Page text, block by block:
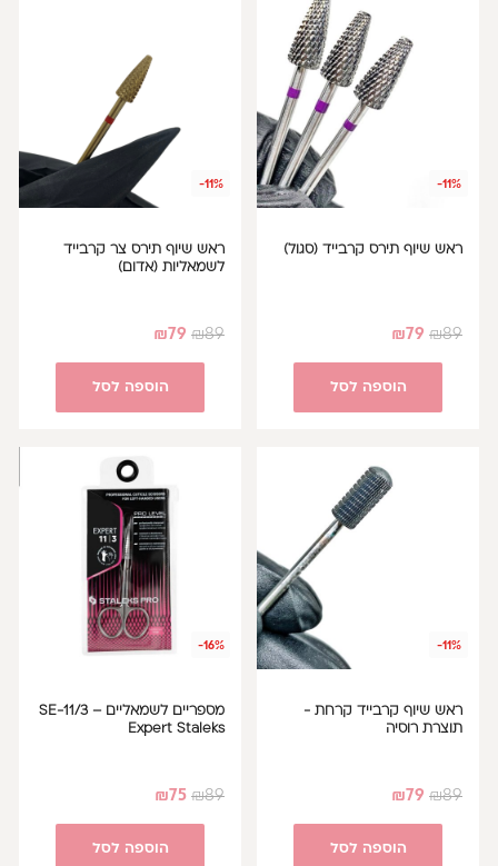
-11%
ראש שיוף תירס קרבייד (סגול)
₪89
₪79
הוספה לסל
-11%
ראש שיוף תירס צר קרבייד
לשמאליות (אדום)
₪89
₪79
הוספה לסל
-11%
ראש שיוף קרבייד קרחת -
תוצרת רוסיה
₪89
₪79
הוספה לסל
-16%
מספריים לשמאליים – SE-11/3
Expert Staleks
₪89
₪75
הוספה לסל